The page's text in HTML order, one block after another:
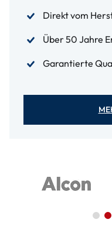
Direkt vom
Über 50 Jahre
Garantierte